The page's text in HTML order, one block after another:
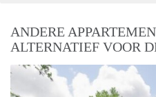
ANDERE
ALTERNATIEF VOOR